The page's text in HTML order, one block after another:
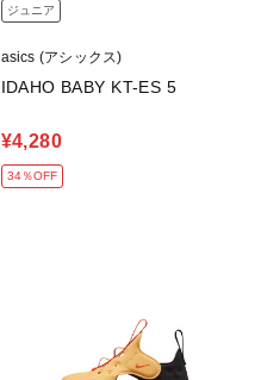
ジュニア
asics (アシックス)
IDAHO BABY KT-ES 5
¥4,280
34％OFF